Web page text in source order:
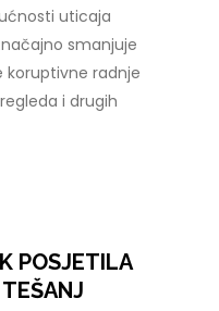
uticaja
smanjuje
koruptivne radnje
i drugih
POSJETILA